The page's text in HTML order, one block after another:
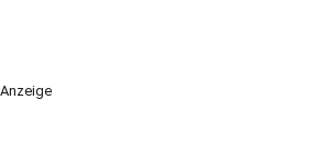
Anzeige